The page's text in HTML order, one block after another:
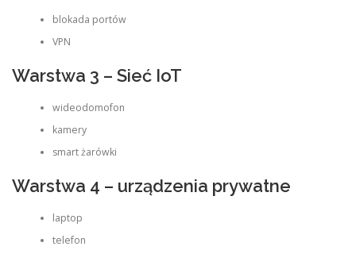
blokada portów
VPN
Warstwa 3 – Sieć IoT
wideodomofon
kamery
smart żarówki
Warstwa 4 – urządzenia prywatne
laptop
telefon